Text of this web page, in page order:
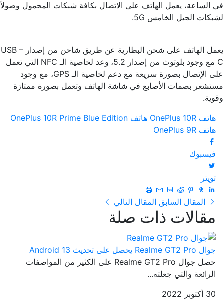
في الساعة، يعمل الهاتف على الاتصال بكافة شبكات المحمول وصولاً
لشبكات الجيل الخامس 5G.
يعمل الهاتف على شحن البطارية عن طريق شاحن من إصدار USB –
C مع وجود بلوتوث من إصدار 5.2، وعد لخاصية الـ NFC التي تعمل
على الإتصال بصورة سريعة مع دعم لخاصية الـ GPS، مع وجود
مستشعر بصمات الأصابع في شاشة الهاتف وتعمل بصورة ممتازة
وقوية.
هاتف OnePlus 10R
هاتف OnePlus 10R Prime Blue Edition
هاتف OnePlus 9R
فيسبوك
تويتر
المقال السابق المقال التالي
مقالات ذات صلة
جوال Realme GT2 Pro يحصل على تحديث Android 13
حصل جوال Realme GT2 Pro على الكثير من المواصفات
الرائعة والتي جعلته...
30 أكتوبر 2022